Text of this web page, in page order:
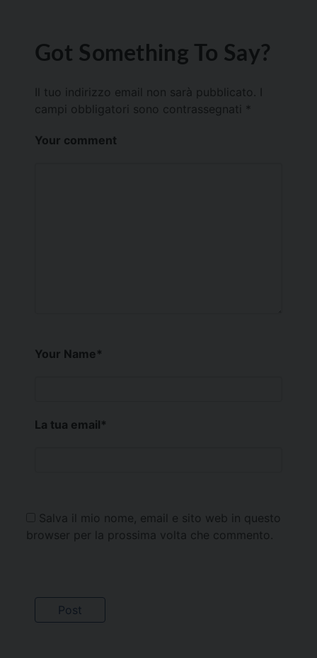
Got Something To Say?
Il tuo indirizzo email non sarà pubblicato.
campi obbligatori sono contrassegnati *
Your comment
Your Name*
La tua email*
Salva il mio nome, email e sito web in questo
browser per la prossima volta che commento.